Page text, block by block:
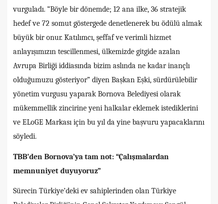
vurguladı. “Böyle bir dönemde; 12 ana ilke, 36 stratejik
hedef ve 72 somut göstergede denetlenerek bu ödülü almak
büyük bir onur. Katılımcı, şeffaf ve verimli hizmet
anlayışımızın tescillenmesi, ülkemizde gitgide azalan
Avrupa Birliği iddiasında bizim aslında ne kadar inançlı
olduğumuzu gösteriyor” diyen Başkan Eşki, sürdürülebilir
yönetim vurgusu yaparak Bornova Belediyesi olarak
mükemmellik zincirine yeni halkalar eklemek istediklerini
ve ELoGE Markası için bu yıl da yine başvuru yapacaklarını
söyledi.
TBB’den Bornova’ya tam not: “Çalışmalardan
memnuniyet duyuyoruz”
Sürecin Türkiye’deki ev sahiplerinden olan Türkiye